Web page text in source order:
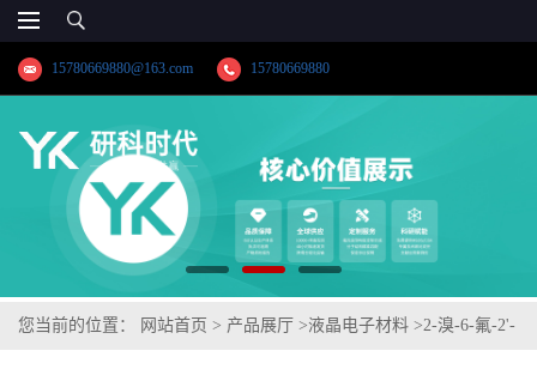
15780669880@163.com 15780669880
您当前的位置： 网站首页 > 产品展厅 >液晶电子材料 >2-溴-6-氟-2'-